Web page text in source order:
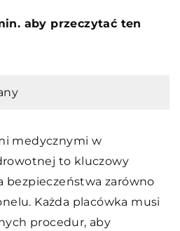
aby przeczytać ten
medycznymi w
to kluczowy
bezpieczeństwa zarówno
Każda placówka musi
procedur, aby